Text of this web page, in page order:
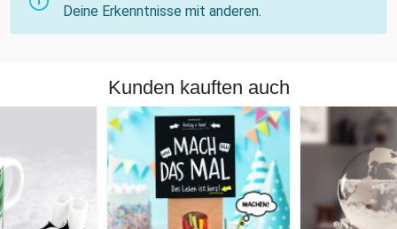
Deine Erkenntnisse mit anderen.
Kunden kauften auch